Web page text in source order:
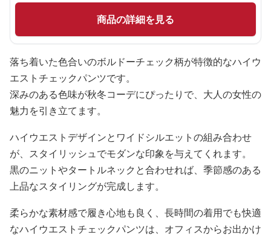
商品の詳細を見る
落ち着いた色合いのボルドーチェック柄が特徴的なハイウ
エストチェックパンツです。
深みのある色味が秋冬コーデにぴったりで、大人の女性の
魅力を引き立てます。
ハイウエストデザインとワイドシルエットの組み合わせ
が、スタイリッシュでモダンな印象を与えてくれます。
黒のニットやタートルネックと合わせれば、季節感のある
上品なスタイリングが完成します。
柔らかな素材感で履き心地も良く、長時間の着用でも快適
なハイウエストチェックパンツは、オフィスからお出かけ